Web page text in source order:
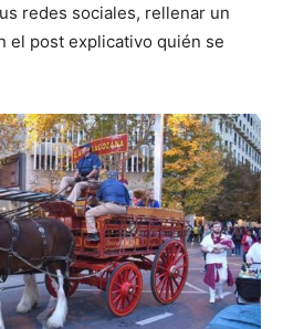
redes sociales, rellenar un
el post explicativo quién se